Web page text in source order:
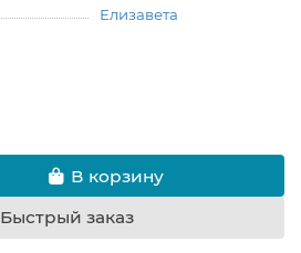
Елизавета
В корзину
Быстрый заказ